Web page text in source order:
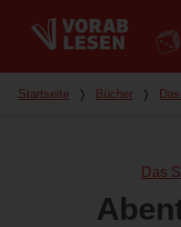
Du bist hier
Startseite ❭ Bücher ❭
Das